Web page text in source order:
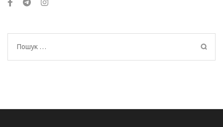
Пошук: